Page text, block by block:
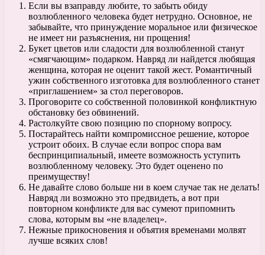
Если вы взаправду любите, то забыть обиду
возлюбленного человека будет нетрудно. Основное, не
забывайте, что принуждение моральное или физическое
не имеет ни разъяснения, ни прощения!
Букет цветов или сладости для возлюбленной станут
«смягчающим» подарком. Навряд ли найдется любящая
женщина, которая не оценит такой жест. Романтичный
ужин собственного изготовка для возлюбленного станет
«приглашением» за стол переговоров.
Проговорите со собственной половинкой конфликтную
обстановку без обвинений.
Растолкуйте свою позицию по спорному вопросу.
Постарайтесь найти компромиссное решение, которое
устроит обоих. В случае если вопрос спора вам
беспринципиальный, имеете возможность уступить
возлюбленному человеку. Это будет оценено по
преимуществу!
Не давайте слово больше ни в коем случае так не делать!
Навряд ли возможно это предвидеть, а вот при
повторном конфликте для вас сумеют припомнить
слова, которым вы «не владелец».
Нежные прикосновения и объятия временами молвят
лучше всяких слов!